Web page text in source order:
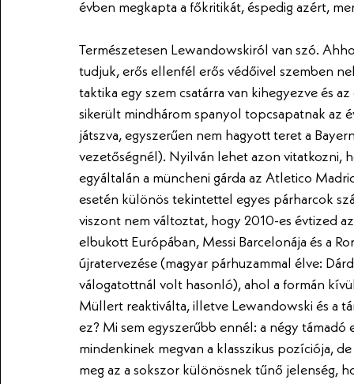
évben megkapta a főkritikát, éspedig azért,
Természetesen Lewandowskiról van szó.
tudjuk, erős ellenfél erős védőivel szemben
taktika egy szem csatárra van kihegyezve és
sikerült mindhárom spanyol topcsapatnak az
játszva, egyszerűen nem hagyott teret a
vezetőségnél). Nyilván lehet azon vitatkozni,
egyáltalán a müncheni gárda az Atletico
esetén különös tekintettel egyes párharcok
viszont nem változtat, hogy 2010-es évtized
elbukott Európában, Messi Barcelonája és a
újratervezése (magyar párhuzammal élve:
válogatottnál volt hasonló), ahol a formán
Müllert reaktiválta, illetve Lewandowski és a
ez? Mi sem egyszerűbb ennél: a négy
mindenkinek megvan a klasszikus pozíciója,
meg az a sokszor különösnek tűnő jelenség,